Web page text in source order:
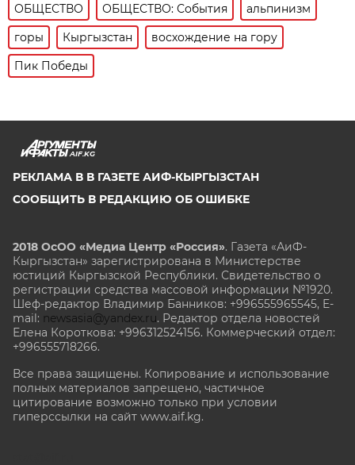
ОБЩЕСТВО ОБЩЕСТВО: События
альпинизм
горы
Кыргызстан
восхождение на гору
Пик Победы
AIF.KG
РЕКЛАМА В В ГАЗЕТЕ АИФ-КЫРГЫЗСТАН
СООБЩИТЬ В РЕДАКЦИЮ ОБ ОШИБКЕ
2018 ОсОО «Медиа Центр «Россия». Газета «АиФ-
Кыргызстан» зарегистрирована в Министерстве
юстиций Кыргызской Республики. Свидетельство о
регистрации средства массовой информации №1920.
Шеф-редактор Владимир Банников: +996555965545, E-
mail: newsasia@yandex.ru. Редактор отдела новостей
Елена Короткова: +996312524156. Коммерческий отдел:
+996555718266.
Все права защищены. Копирование и использование
полных материалов запрещено, частичное
цитирование возможно только при условии
гиперссылки на сайт www.aif.kg.